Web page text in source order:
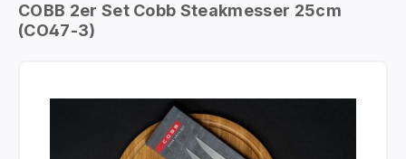
COBB 2er Set Cobb Steakmesser 25cm
(CO47-3)
Bildergalerie überspringen